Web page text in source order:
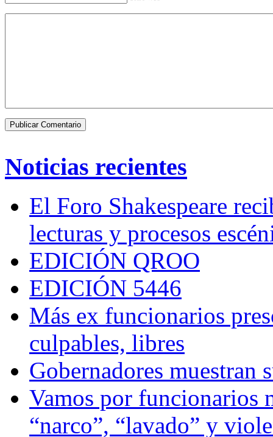
Noticias recientes
El Foro Shakespeare
lecturas y procesos
EDICIÓN QROO
EDICIÓN 5446
Más ex funcionarios
culpables, libres
Gobernadores muestran
Vamos por funcionarios
“narco”, “lavado” y